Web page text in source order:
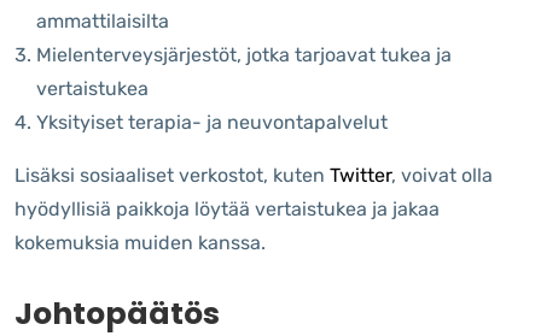
ammattilaisilta
Mielenterveysjärjestöt, jotka tarjoavat tukea ja
vertaistukea
Yksityiset terapia- ja neuvontapalvelut
Lisäksi sosiaaliset verkostot, kuten Twitter, voivat olla
hyödyllisiä paikkoja löytää vertaistukea ja jakaa
kokemuksia muiden kanssa.
Johtopäätös